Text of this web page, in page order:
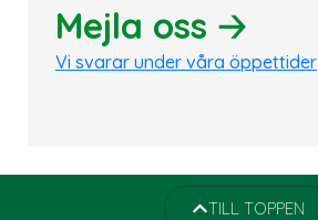
Mejla oss 🡢
Vi svarar under våra öppettider
TILL TOPPEN